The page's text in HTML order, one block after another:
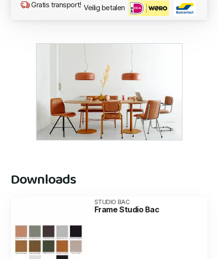
Gratis transport! Veilig betalen
Downloads
STUDIO BAC
Frame Studio Bac